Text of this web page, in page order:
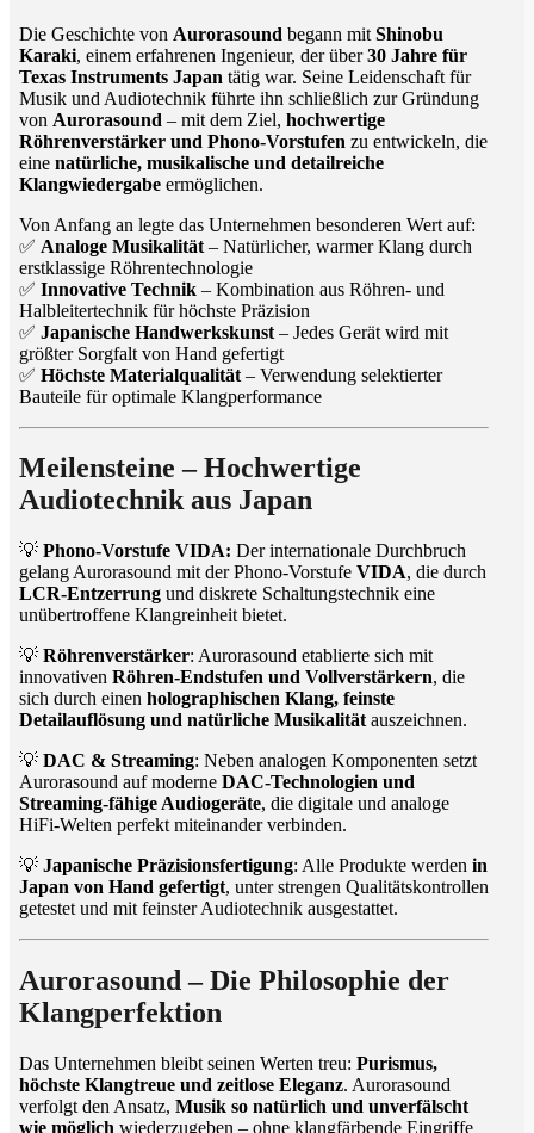
Die Geschichte von Aurorasound begann mit Shinobu
Karaki, einem erfahrenen Ingenieur, der über30 Jahre für
Texas Instruments Japan tätig war. Seine Leidenschaft für
Musik und Audiotechnik führte ihn schließlich zur Gründung
von Aurorasound – mit dem Ziel, hochwertige
Röhrenverstärker und Phono-Vorstufen zu entwickeln, die
eine natürliche, musikalische und detailreiche
Klangwiedergabe ermöglichen.
Von Anfang an legte das Unternehmen besonderen Wert auf:
✅ Analoge Musikalität – Natürlicher, warmer Klang durch
erstklassige Röhrentechnologie
✅ Innovative Technik – Kombination aus Röhren- und
Halbleitertechnik für höchste Präzision
✅ Japanische Handwerkskunst – Jedes Gerät wird mit
größter Sorgfalt von Hand gefertigt
✅ Höchste Materialqualität – Verwendung selektierter
Bauteile für optimale Klangperformance
Meilensteine – Hochwertige
Audiotechnik aus Japan
💡 Phono-Vorstufe VIDA: Der internationale Durchbruch
gelang Aurorasound mit der Phono-Vorstufe VIDA, die durch
LCR-Entzerrung und diskrete Schaltungstechnik eine
unübertroffene Klangreinheit bietet.
💡 Röhrenverstärker: Aurorasound etablierte sich mit
innovativen Röhren-Endstufen und Vollverstärkern, die
sich durch einen holographischen Klang, feinste
Detailauflösung und natürliche Musikalität auszeichnen.
💡 DAC & Streaming: Neben analogen Komponenten setzt
Aurorasound auf moderne DAC-Technologien und
Streaming-fähige Audiogeräte, die digitale und analoge
HiFi-Welten perfekt miteinander verbinden.
💡 Japanische Präzisionsfertigung: Alle Produkte werden in
Japan von Hand gefertigt, unter strengen Qualitätskontrollen
getestet und mit feinster Audiotechnik ausgestattet.
Aurorasound – Die Philosophie der
Klangperfektion
Das Unternehmen bleibt seinen Werten treu: Purismus,
höchste Klangtreue und zeitlose Eleganz. Aurorasound
verfolgt den Ansatz, Musik so natürlich und unverfälscht
wie möglich wiederzugeben – ohne klangfärbende Eingriffe